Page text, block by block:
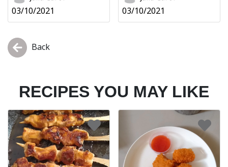
03/10/2021 03/10/2021
Back
RECIPES YOU MAY LIKE